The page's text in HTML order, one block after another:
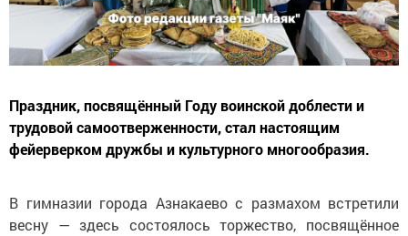
Праздник, посвящённый Году воинской доблести и
трудовой самоотверженности, стал настоящим
фейерверком дружбы и культурного многообразия.
В гимназии города Азнакаево с размахом встретили
весну — здесь состоялось торжество, посвящённое